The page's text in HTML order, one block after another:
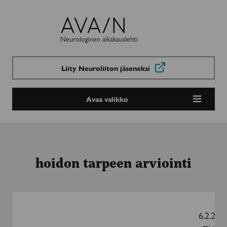
Avain-
lehti
Neurologinen aikakauslehti
Liity Neuroliiton jäseneksi
Avaa valikko
hoidon tarpeen arviointi